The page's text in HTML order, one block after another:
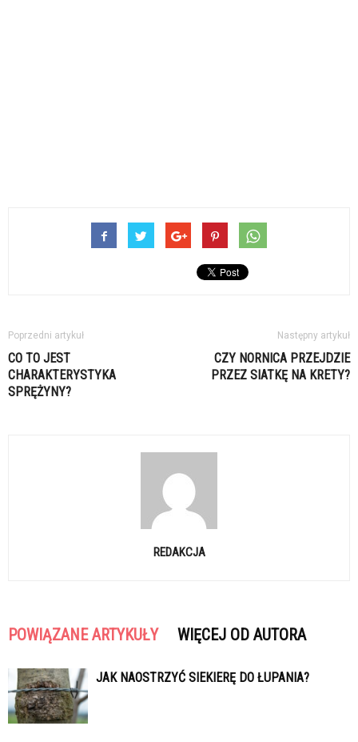
Poprzedni artykuł
CO TO JEST
CHARAKTERYSTYKA
SPRĘŻYNY?
Następny artykuł
CZY NORNICA PRZEJDZIE
PRZEZ SIATKĘ NA KRETY?
REDAKCJA
POWIĄZANE ARTYKUŁY WIĘCEJ OD AUTORA
JAK NAOSTRZYĆ SIEKIERĘ DO ŁUPANIA?